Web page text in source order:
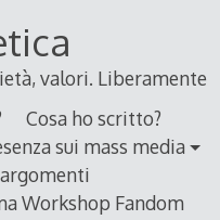
valori. Liberamente
Cosa ho scritto?
sui mass media
Workshop Fandom